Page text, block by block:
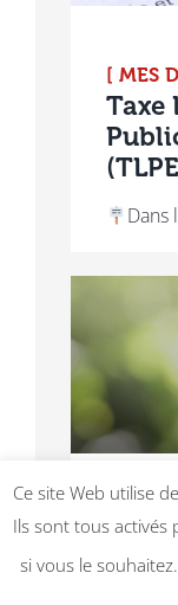
[ MES
Taxe
Dans
[ MES
Ce site Web utilise
Ils sont tous activés
si vous le souhaitez.